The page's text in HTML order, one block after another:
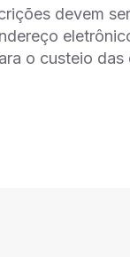
devem
o custeio das